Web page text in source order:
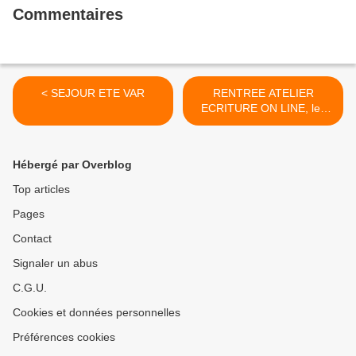
Commentaires
< SEJOUR ETE VAR
RENTREE ATELIER
ECRITURE ON LINE, les
21, 22 et 24 SEPTEMBRE >
Hébergé par Overblog
Top articles
Pages
Contact
Signaler un abus
C.G.U.
Cookies et données personnelles
Préférences cookies